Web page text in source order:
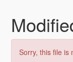
Sorry, this file is